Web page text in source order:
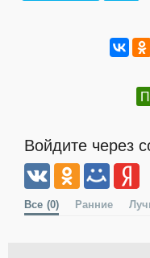
Войдите через
Все (0) Ранние